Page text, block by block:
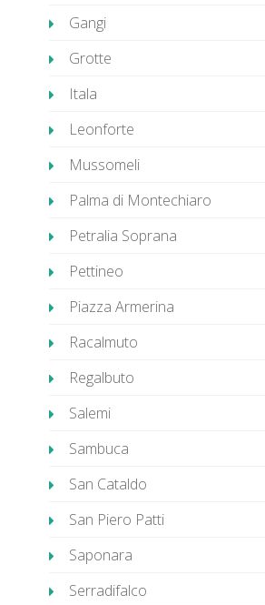
Gangi
Grotte
Itala
Leonforte
Mussomeli
Palma di Montechiaro
Petralia Soprana
Pettineo
Piazza Armerina
Racalmuto
Regalbuto
Salemi
Sambuca
San Cataldo
San Piero Patti
Saponara
Serradifalco